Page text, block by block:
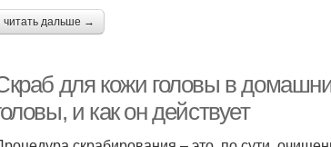
читать дальше →
для кожи головы в
и как он действует